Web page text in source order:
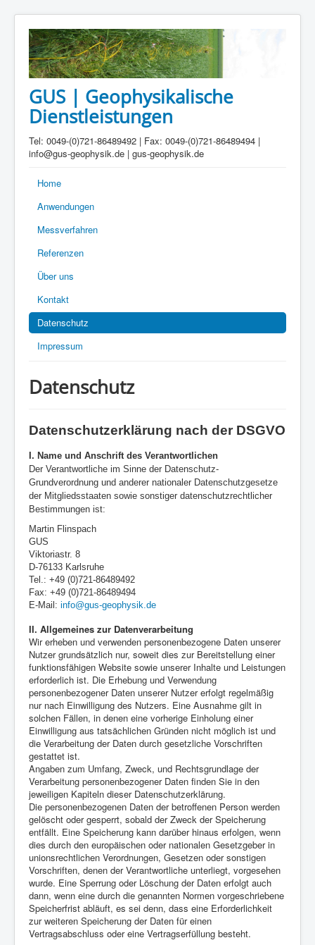
GUS | Geophysikalische
Dienstleistungen
Tel: 0049-(0)721-86489492 | Fax: 0049-(0)721-86489494 |
info@gus-geophysik.de | gus-geophysik.de
Home
Anwendungen
Messverfahren
Referenzen
Über uns
Kontakt
Datenschutz
Impressum
Datenschutz
Datenschutzerklärung nach der DSGVO
I. Name und Anschrift des Verantwortlichen
Der Verantwortliche im Sinne der Datenschutz-
Grundverordnung und anderer nationaler Datenschutzgesetze
der Mitgliedsstaaten sowie sonstiger datenschutzrechtlicher
Bestimmungen ist:
Martin Flinspach
GUS
Viktoriastr. 8
D-76133 Karlsruhe
Tel.: +49 (0)721-86489492
Fax: +49 (0)721-86489494
E-Mail: info@gus-geophysik.de
II. Allgemeines zur Datenverarbeitung
Wir erheben und verwenden personenbezogene Daten unserer
Nutzer grundsätzlich nur, soweit dies zur Bereitstellung einer
funktionsfähigen Website sowie unserer Inhalte und Leistungen
erforderlich ist. Die Erhebung und Verwendung
personenbezogener Daten unserer Nutzer erfolgt regelmäßig
nur nach Einwilligung des Nutzers. Eine Ausnahme gilt in
solchen Fällen, in denen eine vorherige Einholung einer
Einwilligung aus tatsächlichen Gründen nicht möglich ist und
die Verarbeitung der Daten durch gesetzliche Vorschriften
gestattet ist.
Angaben zum Umfang, Zweck, und Rechtsgrundlage der
Verarbeitung personenbezogener Daten finden Sie in den
jeweiligen Kapiteln dieser Datenschutzerklärung.
Die personenbezogenen Daten der betroffenen Person werden
gelöscht oder gesperrt, sobald der Zweck der Speicherung
entfällt. Eine Speicherung kann darüber hinaus erfolgen, wenn
dies durch den europäischen oder nationalen Gesetzgeber in
unionsrechtlichen Verordnungen, Gesetzen oder sonstigen
Vorschriften, denen der Verantwortliche unterliegt, vorgesehen
wurde. Eine Sperrung oder Löschung der Daten erfolgt auch
dann, wenn eine durch die genannten Normen vorgeschriebene
Speicherfrist abläuft, es sei denn, dass eine Erforderlichkeit
zur weiteren Speicherung der Daten für einen
Vertragsabschluss oder eine Vertragserfüllung besteht.